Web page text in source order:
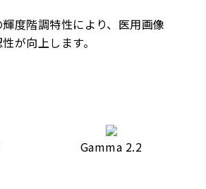
度階調特性により、医用画像
が向上します。
Gamma 2.2